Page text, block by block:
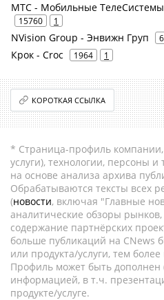
МТС - Мобильные ТелеСистемы
15760 1
NVision Group - Энвижн Груп
Крок - Croc 1964 1
КОРОТКАЯ ССЫЛКА
* Страница-профиль
услуги), технологии, персоны и
на основе анализа архива
Обрабатываются тексты всех
(новости, включая "Главные
аналитические обзоры
содержание партнёрских
больше публикаций на CNews
или продукта/услуги, тем
Профиль может быть дополнен
информацией, в т.ч.
продукте/услуге.